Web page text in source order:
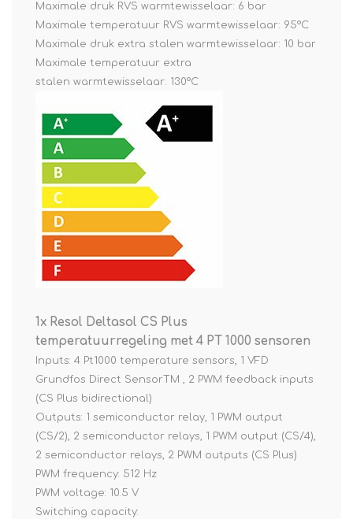
Maximale druk RVS warmtewisselaar: 6 bar
Maximale temperatuur RVS warmtewisselaar: 95°C
Maximale druk extra stalen warmtewisselaar: 10 bar
Maximale temperatuur extra
stalen warmtewisselaar: 130°C
1x Resol Deltasol CS Plus
temperatuurregeling met 4 PT 1000 sensoren
Inputs: 4 Pt1000 temperature sensors, 1 VFD
Grundfos Direct SensorTM , 2 PWM feedback inputs
(CS Plus bidirectional)
Outputs: 1 semiconductor relay, 1 PWM output
(CS/2), 2 semiconductor relays, 1 PWM output (CS/4),
2 semiconductor relays, 2 PWM outputs (CS Plus)
PWM frequency: 512 Hz
PWM voltage: 10.5 V
Switching capacity: